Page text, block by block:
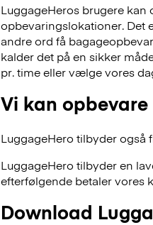
LuggageHeros brugere
opbevaringslokationer. Det
andre ord få
kalder det på en sikker
pr. time eller vælge vores
Vi kan
LuggageHero tilbyder også
LuggageHero tilbyder en
efterfølgende betaler vores
Download